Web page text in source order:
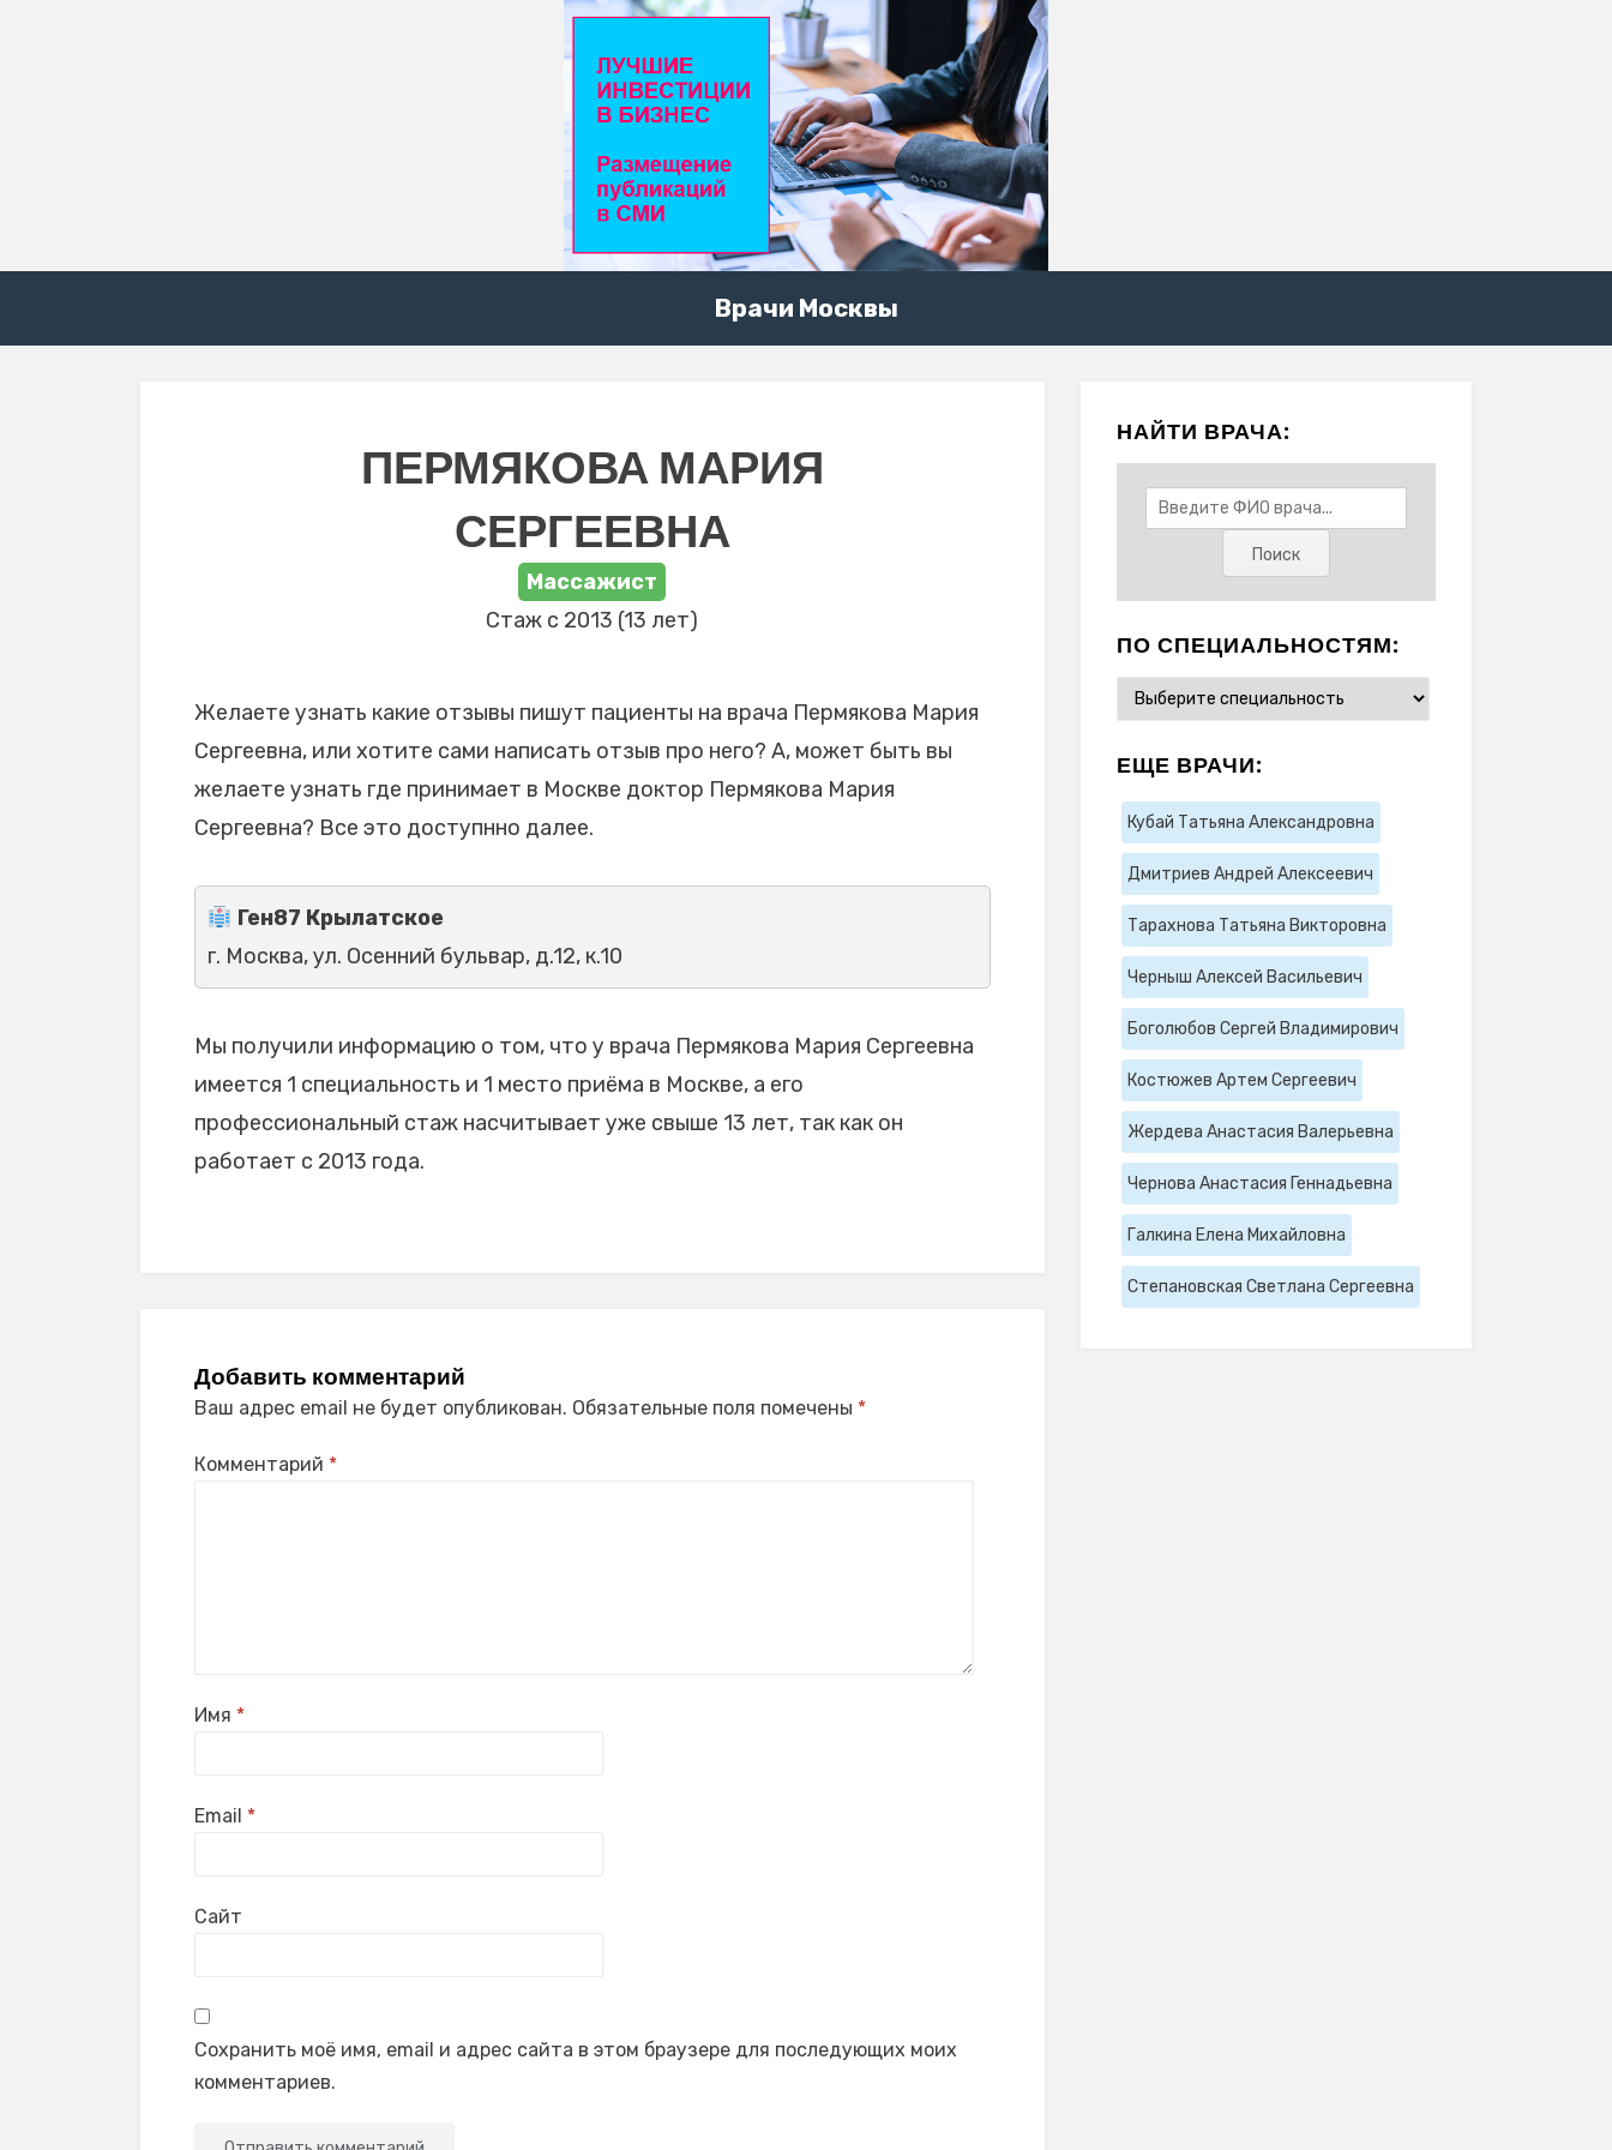
Врачи Москвы
ПЕРМЯКОВА МАРИЯ
СЕРГЕЕВНА
Массажист
Стаж с 2013 (13 лет)
Желаете узнать какие отзывы пишут пациенты на врача Пермякова Мария
Сергеевна, или хотите сами написать отзыв про него? А, может быть вы
желаете узнать где принимает в Москве доктор Пермякова Мария
Сергеевна? Все это доступнно далее.
Ген87 Крылатское
г. Москва, ул. Осенний бульвар, д.12, к.10
Мы получили информацию о том, что у врача Пермякова Мария Сергеевна
имеется 1 специальность и 1 место приёма в Москве, а его
профессиональный стаж насчитывает уже свыше 13 лет, так как он
работает с 2013 года.
Добавить комментарий
Ваш адрес email не будет опубликован. Обязательные поля помечены *
Комментарий *
Имя *
Email *
Сайт
Сохранить моё имя, email и адрес сайта в этом браузере для последующих моих
комментариев.
НАЙТИ ВРАЧА:
ПО СПЕЦИАЛЬНОСТЯМ:
ЕЩЕ ВРАЧИ:
Кубай Татьяна Александровна
Дмитриев Андрей Алексеевич
Тарахнова Татьяна Викторовна
Черныш Алексей Васильевич
Боголюбов Сергей Владимирович
Костюжев Артем Сергеевич
Жердева Анастасия Валерьевна
Чернова Анастасия Геннадьевна
Галкина Елена Михайловна
Степановская Светлана Сергеевна